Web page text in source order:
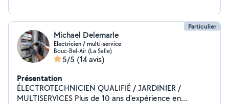
Particulier
Michael Delemarle
Electricien / multi-service
Bouc-Bel-Air (La Salle)
5/5 (14 avis)
Présentation
ÉLECTROTECHNICIEN QUALIFIÉ / JARDINIER /
MULTISERVICES Plus de 10 ans d'expérience en